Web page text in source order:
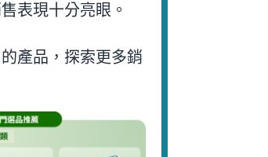
表現十分亮眼。
產品，探索更多銷